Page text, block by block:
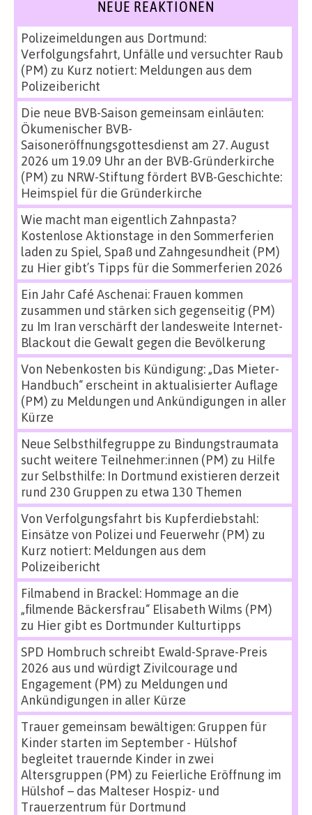
NEUE REAKTIONEN
Polizeimeldungen aus Dortmund:
Verfolgungsfahrt, Unfälle und versuchter Raub
(PM) zu Kurz notiert: Meldungen aus dem
Polizeibericht
Die neue BVB-Saison gemeinsam einläuten:
Ökumenischer BVB-
Saisoneröffnungsgottesdienst am 27. August
2026 um 19.09 Uhr an der BVB-Gründerkirche
(PM) zu NRW-Stiftung fördert BVB-Geschichte:
Heimspiel für die Gründerkirche
Wie macht man eigentlich Zahnpasta?
Kostenlose Aktionstage in den Sommerferien
laden zu Spiel, Spaß und Zahngesundheit (PM)
zu Hier gibt’s Tipps für die Sommerferien 2026
Ein Jahr Café Aschenai: Frauen kommen
zusammen und stärken sich gegenseitig (PM)
zu Im Iran verschärft der landesweite Internet-
Blackout die Gewalt gegen die Bevölkerung
Von Nebenkosten bis Kündigung: „Das Mieter-
Handbuch“ erscheint in aktualisierter Auflage
(PM) zu Meldungen und Ankündigungen in aller
Kürze
Neue Selbsthilfegruppe zu Bindungstraumata
sucht weitere Teilnehmer:innen (PM) zu Hilfe
zur Selbsthilfe: In Dortmund existieren derzeit
rund 230 Gruppen zu etwa 130 Themen
Von Verfolgungsfahrt bis Kupferdiebstahl:
Einsätze von Polizei und Feuerwehr (PM) zu
Kurz notiert: Meldungen aus dem
Polizeibericht
Filmabend in Brackel: Hommage an die
„filmende Bäckersfrau“ Elisabeth Wilms (PM)
zu Hier gibt es Dortmunder Kulturtipps
SPD Hombruch schreibt Ewald-Sprave-Preis
2026 aus und würdigt Zivilcourage und
Engagement (PM) zu Meldungen und
Ankündigungen in aller Kürze
Trauer gemeinsam bewältigen: Gruppen für
Kinder starten im September - Hülshof
begleitet trauernde Kinder in zwei
Altersgruppen (PM) zu Feierliche Eröffnung im
Hülshof – das Malteser Hospiz- und
Trauerzentrum für Dortmund